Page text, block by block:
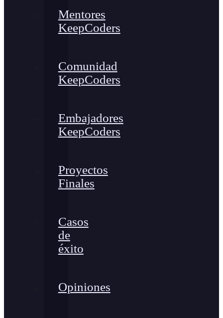
Mentores
KeepCoders
Comunidad
KeepCoders
Embajadores
KeepCoders
Proyectos
Finales
Casos
de
éxito
Opiniones